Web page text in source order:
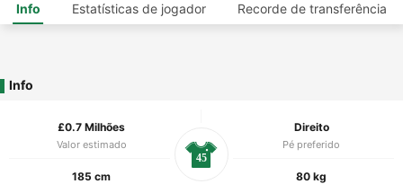
Info Estatísticas de jogador Recorde de transferência
Info
£0.7 Milhões
Valor estimado
Direito
Pé preferido
185 cm 80 kg
45